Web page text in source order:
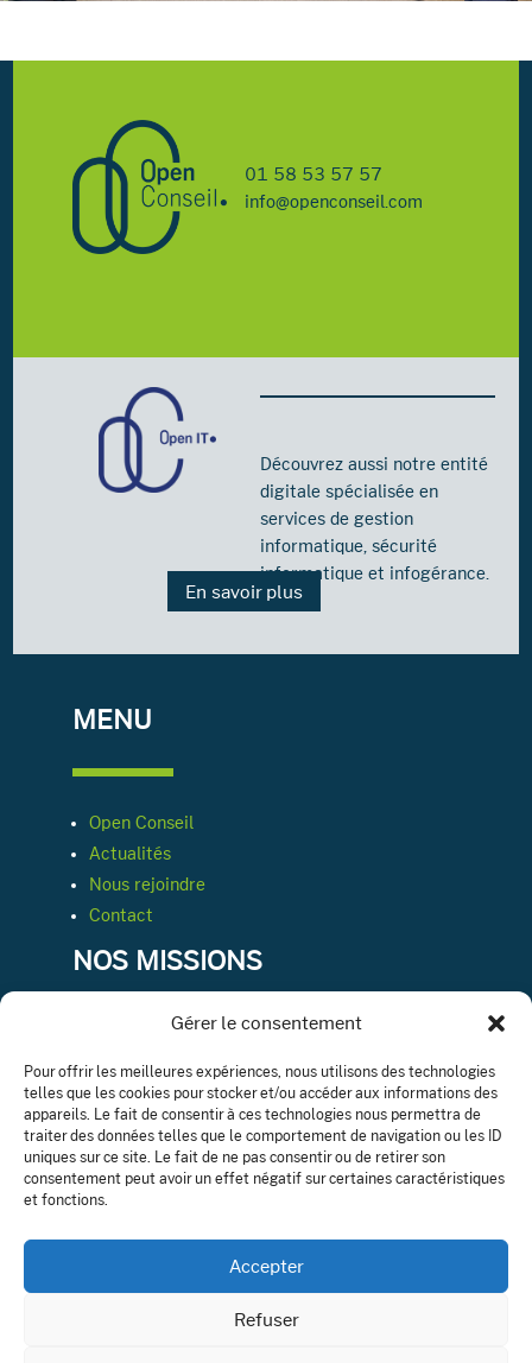
Gérer le consentement
Pour offrir les meilleures expériences, nous utilisons des technologies
telles que les cookies pour stocker et/ou accéder aux informations des
appareils. Le fait de consentir à ces technologies nous permettra de
traiter des données telles que le comportement de navigation ou les ID
uniques sur ce site. Le fait de ne pas consentir ou de retirer son
consentement peut avoir un effet négatif sur certaines caractéristiques
et fonctions.
Accepter
Refuser
01 58 53 57 57
info@openconseil.com
Découvrez aussi notre entité
digitale spécialisée en
services de gestion
informatique, sécurité
informatique et infogérance.
En savoir plus
MENU
Open Conseil
Actualités
Nous rejoindre
Contact
NOS MISSIONS
Conseil & expertise comptable
Ressources humaines
Département juridique
Audit légale ou contractuelle
Gestion de patrimoine
NOUS SUIVRE